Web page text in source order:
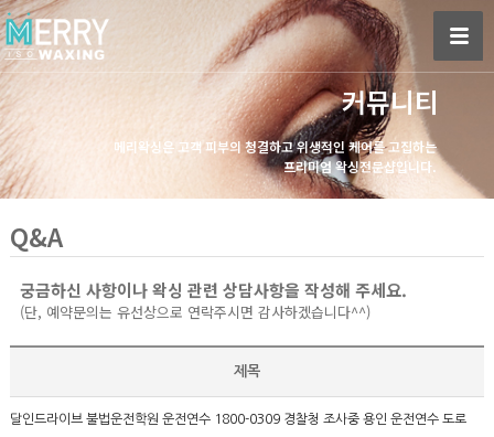
커뮤니티
메리왁싱은 고객 피부의 청결하고 위생적인 케어를 고집하는
프리미엄 왁싱전문샵입니다.
Q&A
궁금하신 사항이나 왁싱 관련 상담사항을 작성해 주세요.
(단, 예약문의는 유선상으로 연락주시면 감사하겠습니다^^)
제목
달인드라이브 불법운전학원 운전연수 1800-0309 경찰청 조사중 용인 운전연수 도로